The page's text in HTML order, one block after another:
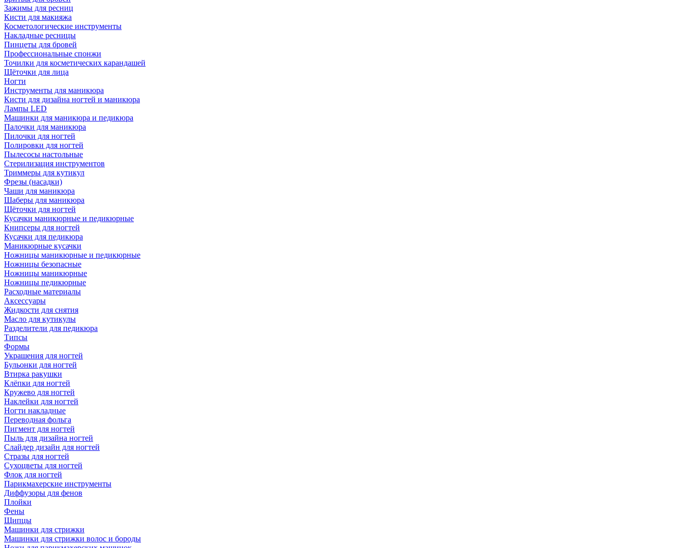
Зажимы для ресниц
Кисти для макияжа
Косметологические инструменты
Накладные ресницы
Пинцеты для бровей
Профессиональные спонжи
Точилки для косметических карандашей
Щёточки для лица
Ногти
Инструменты для маникюра
Кисти для дизайна ногтей и маникюра
Лампы LED
Машинки для маникюра и педикюра
Палочки для маникюра
Пилочки для ногтей
Полировки для ногтей
Пылесосы настольные
Стерилизация инструментов
Триммеры для кутикул
Фрезы (насадки)
Чаши для маникюра
Шаберы для маникюра
Щёточки для ногтей
Кусачки маникюрные и педикюрные
Книпсеры для ногтей
Кусачки для педикюра
Маникюрные кусачки
Ножницы маникюрные и педикюрные
Ножницы безопасные
Ножницы маникюрные
Ножницы педикюрные
Расходные материалы
Аксессуары
Жидкости для снятия
Масло для кутикулы
Разделители для педикюра
Типсы
Формы
Украшения для ногтей
Бульонки для ногтей
Втирка ракушки
Клёпки для ногтей
Кружево для ногтей
Наклейки для ногтей
Ногти накладные
Переводная фольга
Пигмент для ногтей
Пыль для дизайна ногтей
Слайдер дизайн для ногтей
Стразы для ногтей
Сухоцветы для ногтей
Флок для ногтей
Парикмахерские инструменты
Диффузоры для фенов
Плойки
Фены
Щипцы
Машинки для стрижки
Машинки для стрижки волос и бороды